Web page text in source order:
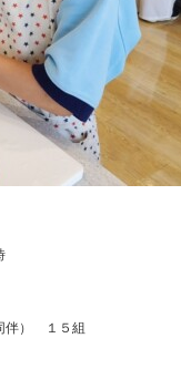
伴） １５組